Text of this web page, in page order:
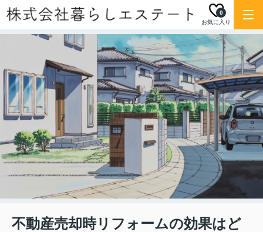
お気に入り
0
不動産売却時リフォームの効果はど